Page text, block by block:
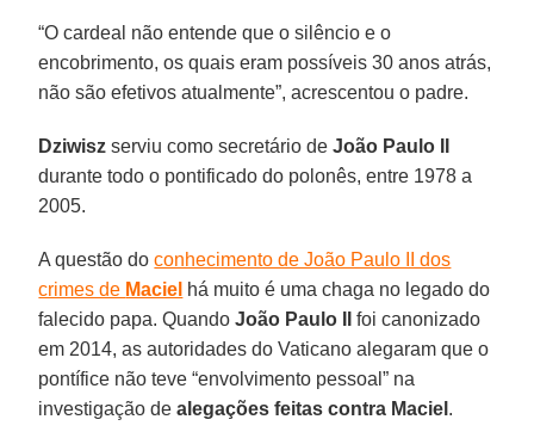
“O cardeal não entende que o silêncio e o
encobrimento, os quais eram possíveis 30 anos atrás,
não são efetivos atualmente”, acrescentou o padre.
Dziwisz serviu como secretário deJoão Paulo II
durante todo o pontificado do polonês, entre 1978 a
2005.
A questão doconhecimento de João Paulo II dos
crimes de Maciel há muito é uma chaga no legado do
falecido papa. QuandoJoão Paulo II
foi canonizado
em 2014, as autoridades do Vaticano alegaram que o
pontífice não teve “envolvimento pessoal” na
investigação dealegações feitas contra Maciel .